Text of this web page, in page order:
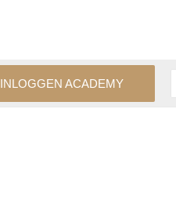
INLOGGEN ACADEMY